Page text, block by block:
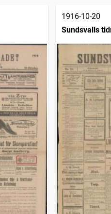
1916-10-20
Sundsvalls